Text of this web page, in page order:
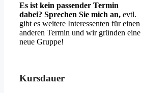
Es ist kein passender Termin
dabei? Sprechen Sie mich an, evtl.
gibt es weitere Interessenten für einen
anderen Termin und wir gründen eine
neue Gruppe!
Kursdauer